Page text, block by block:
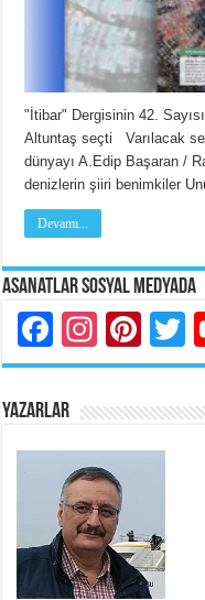
"İtibar" Dergisinin 42.
Altuntaş seçti Varılacak
dünyayı A.Edip Başaran /
denizlerin şiiri benimkiler
Devamı...
Asanatlar Sosyal Medyada
YAZARLAR